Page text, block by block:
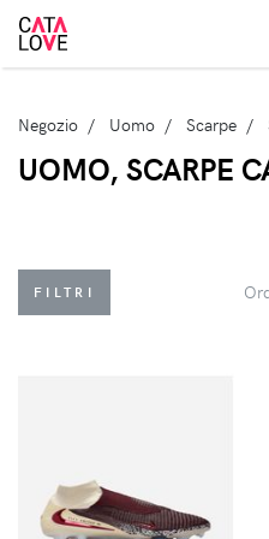
Negozio Uomo Scarpe
UOMO, SCARPE
FILTRI